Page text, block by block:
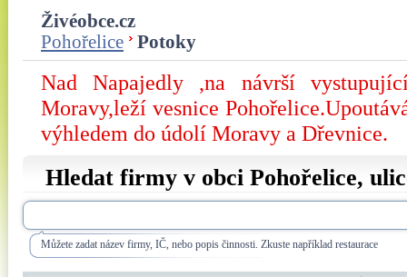
Živéobce.cz
Pohořelice
Potoky
Nad Napajedly ,na návrší
Moravy,leží vesnice
výhledem do údolí Moravy a Dřevnice.
Hledat firmy v obci Pohořelice,
Můžete zadat název firmy, IČ, nebo popis činnosti. Zkuste například restaurace